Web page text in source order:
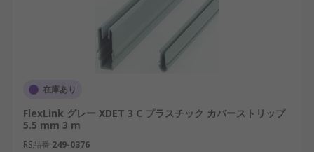
在庫あり
FlexLink グレー XDET 3 C プラスチック カバーストリップ
5.5 mm 3 m
RS品番 249-0376